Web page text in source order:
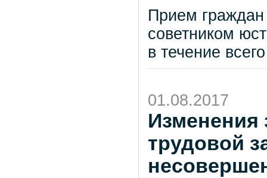
Прием
советником
в течение
01.08.2017
Изменения
трудовой